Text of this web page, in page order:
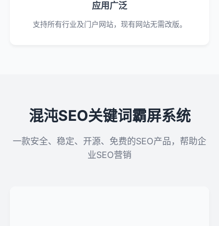
应用广泛
支持所有行业及门户网站，现有网站无需改版。
混沌SEO关键词霸屏系统
一款安全、稳定、开源、免费的SEO产品，帮助企
业SEO营销